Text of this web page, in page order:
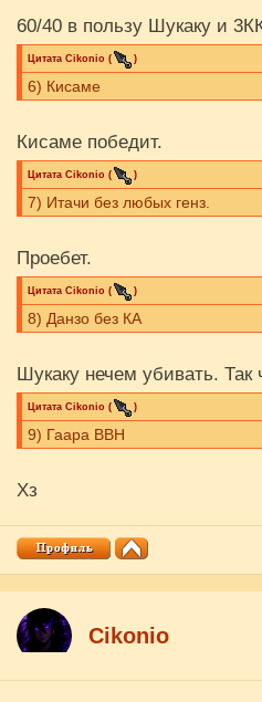
60/40 в пользу Шукаку и
Цитата Cikоnio ( )
6) Кисаме
Кисаме победит.
Цитата Cikоnio ( )
7) Итачи без любых генз.
Проебет.
Цитата Cikоnio ( )
8) Данзо без КА
Шукаку нечем убивать. Так
Цитата Cikоnio ( )
9) Гаара ВВН
Хз
Cikоnio